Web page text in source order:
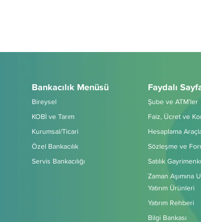
Bankacılık Menüsü
Bireysel
KOBİ ve Tarım
Kurumsal/Ticari
Özel Bankacılık
Servis Bankacılığı
Faydalı
Şube ve ATM’ler
Faiz, Ücret ve
Hesaplama
Sözleşme ve
Satılık
Zaman Aşımına
Yatırım Ürünleri
Yatırım Rehberi
Bilgi Bankası